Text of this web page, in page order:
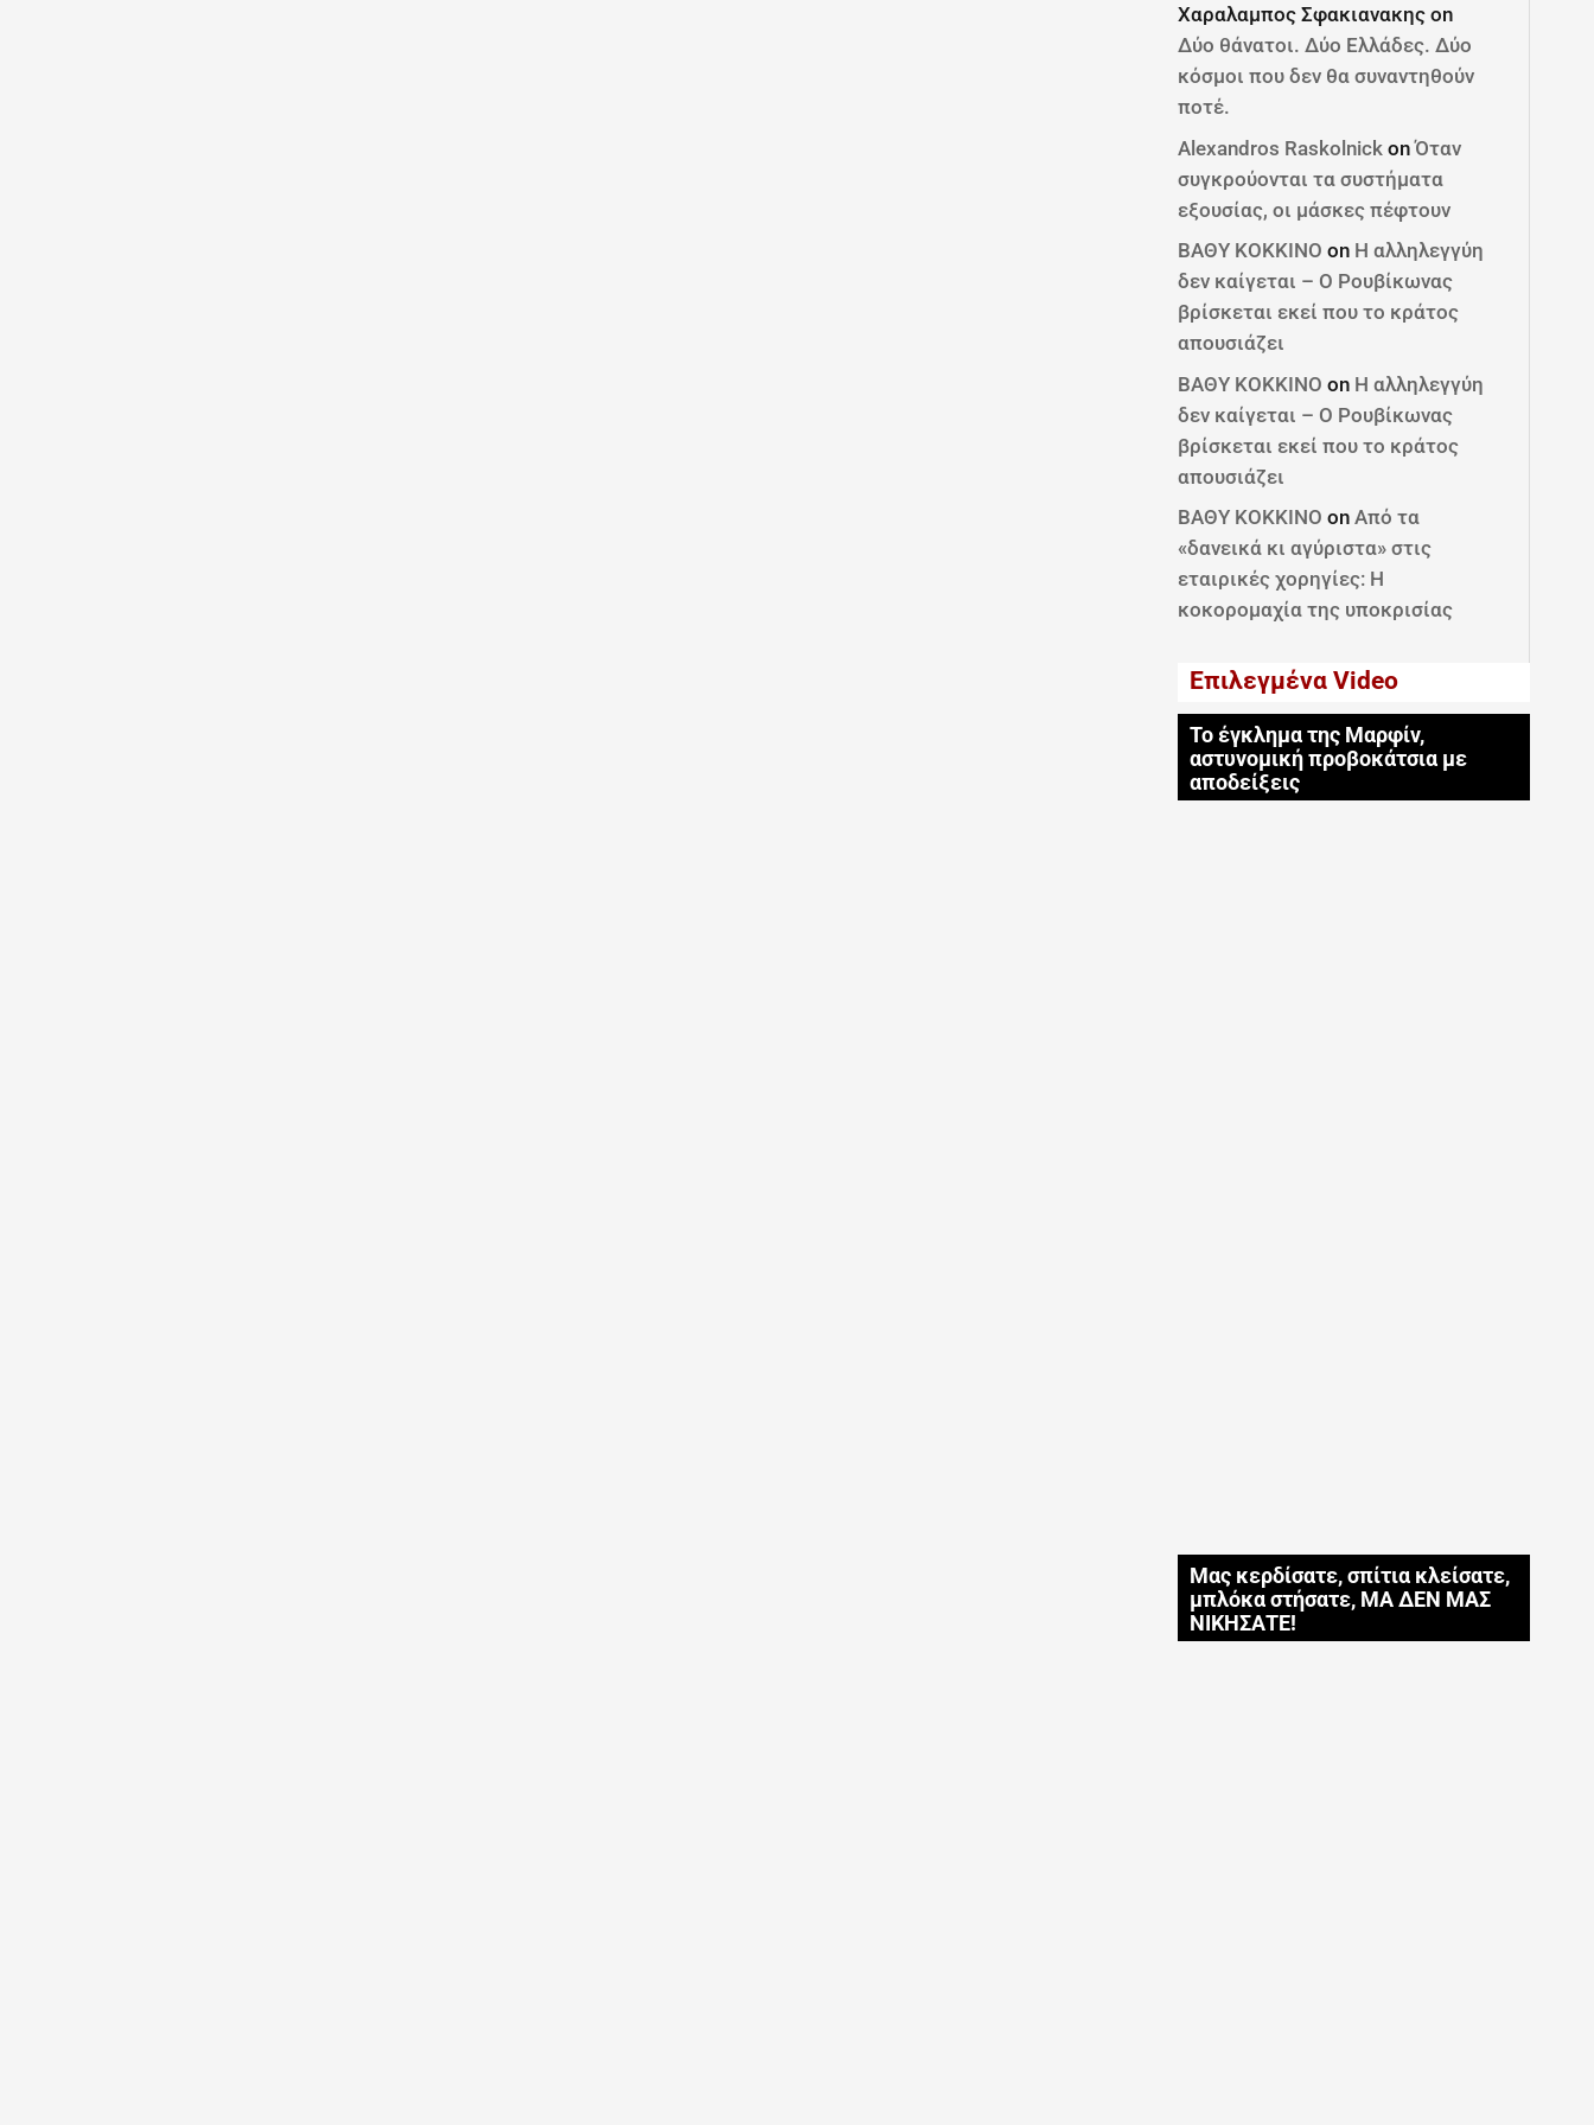
Χαραλαμπος Σφακιανακης on
Δύο θάνατοι. Δύο Ελλάδες. Δύο
κόσμοι που δεν θα συναντηθούν
ποτέ.
Alexandros Raskolnick onΌταν
συγκρούονται τα συστήματα
εξουσίας, οι μάσκες πέφτουν
ΒΑΘΥ ΚΟΚΚΙΝΟ on Η αλληλεγγύη
δεν καίγεται – Ο Ρουβίκωνας
βρίσκεται εκεί που το κράτος
απουσιάζει
ΒΑΘΥ ΚΟΚΚΙΝΟ on Η αλληλεγγύη
δεν καίγεται – Ο Ρουβίκωνας
βρίσκεται εκεί που το κράτος
απουσιάζει
ΒΑΘΥ ΚΟΚΚΙΝΟ onΑπό τα
«δανεικά κι αγύριστα» στις
εταιρικές χορηγίες: Η
κοκορομαχία της υποκρισίας
Επιλεγμένα Video
Το έγκλημα της Μαρφίν,
αστυνομική προβοκάτσια με
αποδείξεις
Μας κερδίσατε, σπίτια κλείσατε,
μπλόκα στήσατε, ΜΑ ΔΕΝ ΜΑΣ
ΝΙΚΗΣΑΤΕ!